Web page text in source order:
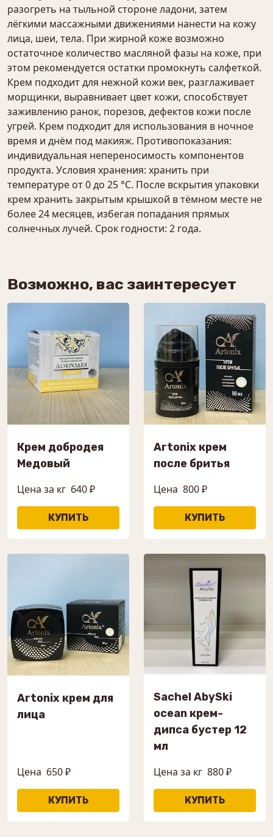
разогреть на тыльной стороне ладони, затем
лёгкими массажными движениями нанести на кожу
лица, шеи, тела. При жирной коже возможно
остаточное количество масляной фазы на коже, при
этом рекомендуется остатки промокнуть салфеткой.
Крем подходит для нежной кожи век, разглаживает
морщинки, выравнивает цвет кожи, способствует
заживлению ранок, порезов, дефектов кожи после
угрей. Крем подходит для использования в ночное
время и днём под макияж. Противопоказания:
индивидуальная непереносимость компонентов
продукта. Условия хранения: хранить при
температуре от 0 до 25 °С. После вскрытия упаковки
крем хранить закрытым крышкой в тёмном месте не
более 24 месяцев, избегая попадания прямых
солнечных лучей. Срок годности: 2 года.
Возможно, вас заинтересует
Крем добродея
Медовый
Цена за кг 640 ₽
Artonix крем
после бритья
Цена 800 ₽
Artonix крем для
лица
Цена 650 ₽
Sachel AbySki
ocean крем-
дипса бустер 12
мл
Цена за кг 880 ₽